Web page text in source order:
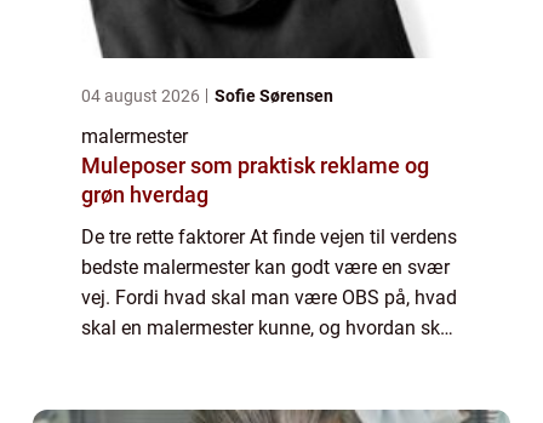
04 august 2026 Sofie Sørensen
malermester
Muleposer som praktisk reklame og
grøn hverdag
De tre rette faktorer At finde vejen til verdens
bedste malermester kan godt være en svær
vej. Fordi hvad skal man være OBS på, hvad
skal en malermester kunne, og hvordan skal